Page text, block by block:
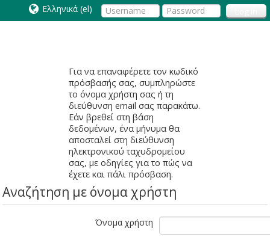
Ελληνικά ‎(el)‎
Για να επαναφέρετε τον κωδικό
πρόσβασής σας, συμπληρώστε
το όνομα χρήστη σας ή τη
διεύθυνση email σας παρακάτω.
Εάν βρεθεί στη βάση
δεδομένων, ένα μήνυμα θα
αποσταλεί στη διεύθυνση
ηλεκτρονικού ταχυδρομείου
σας, με οδηγίες για το πώς να
έχετε και πάλι πρόσβαση.
Αναζήτηση με όνομα χρήστη
Όνομα χρήστη